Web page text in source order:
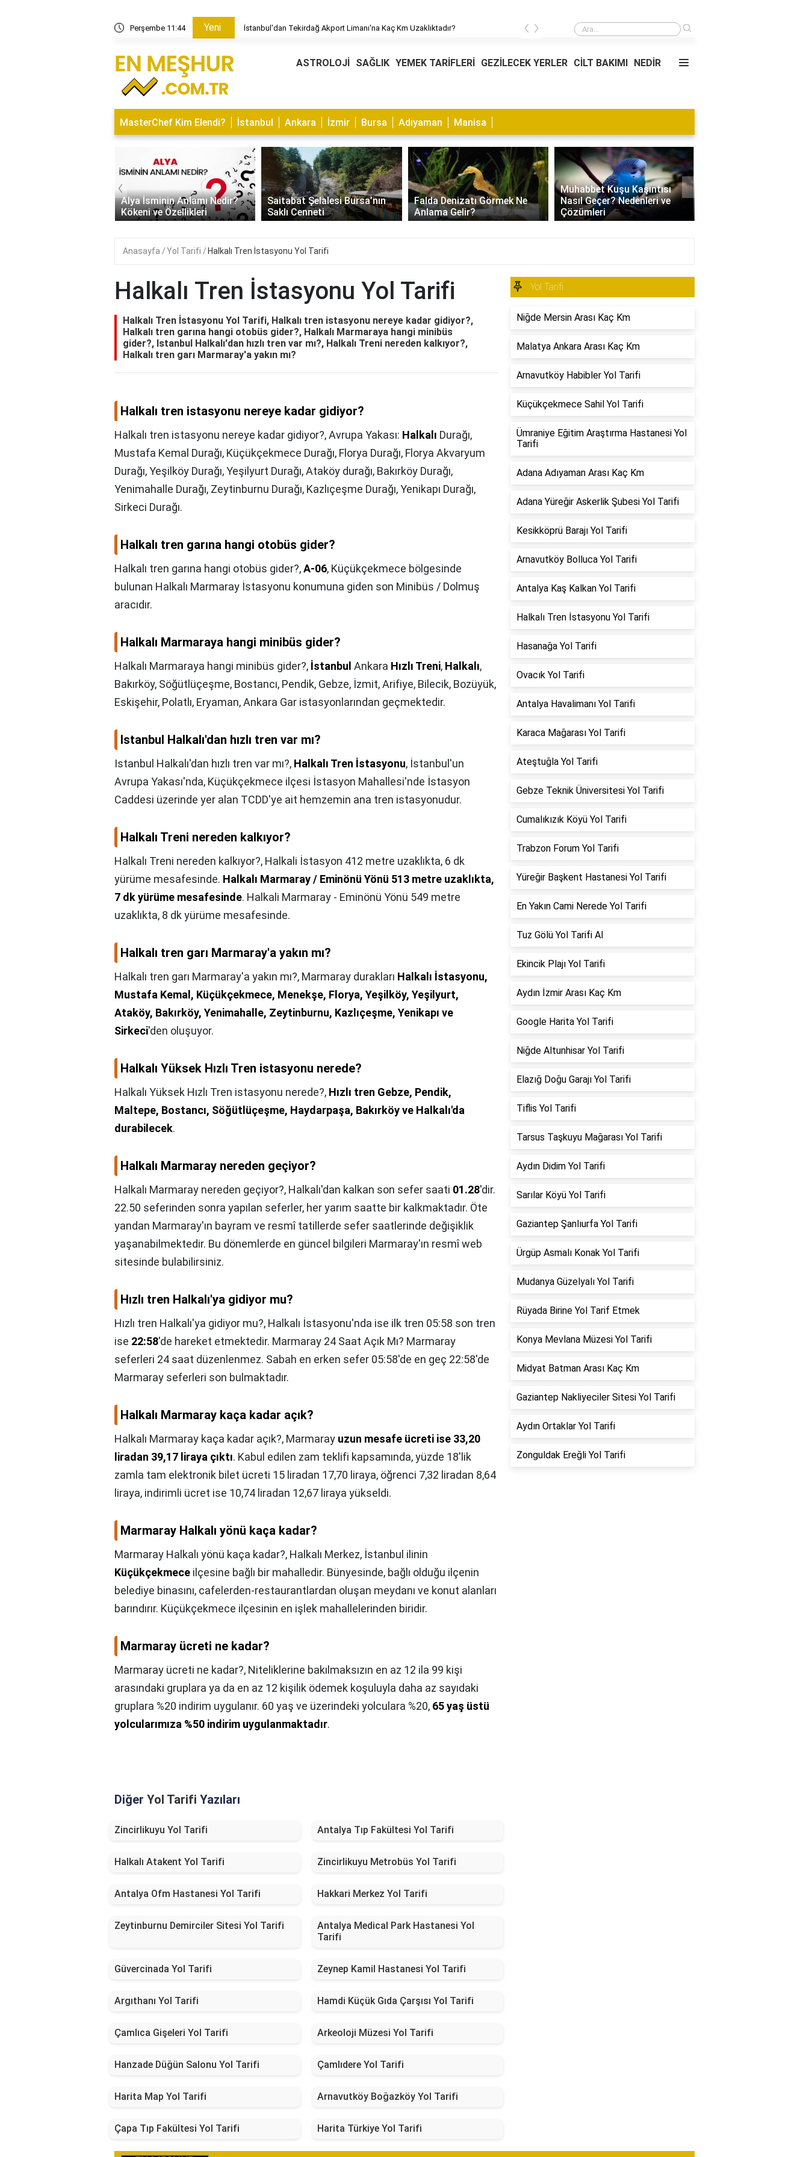
Perşembe 11:44 Yeni
Akport Limanı'na Kaç Km Uzaklıktadır? İstanbul'dan Tekirdağ Akport Limanı'na Kaç Km Uzaklıktadır? İstanbul'dan Tekirdağ Akport Limanı'na Kaç Km Uzaklıktadır?
‹ ›
ASTROLOJİ SAĞLIK YEMEK TARİFLERİ GEZİLECEK YERLER CİLT BAKIMI NEDİR
MasterChef Kim Elendi? İstanbul Ankara İzmir Bursa Adıyaman Manisa
Saitabat Şelalesi Bursa’nın
Saklı Cenneti
Falda Denizatı Görmek Ne
Anlama Gelir?
Muhabbet Kuşu Kaşıntısı
Nasıl Geçer? Nedenleri ve
Çözümleri
Edamame Nedir? Faydaları,
Tüketimi ve Tarif Önerileri
‹ ›
Anasayfa Yol Tarifi Halkalı Tren İstasyonu Yol Tarifi
Halkalı Tren İstasyonu Yol Tarifi
Halkalı Tren İstasyonu Yol Tarifi, Halkalı tren istasyonu nereye kadar gidiyor?,
Halkalı tren garına hangi otobüs gider?, Halkalı Marmaraya hangi minibüs
gider?, Istanbul Halkalı'dan hızlı tren var mı?, Halkalı Treni nereden kalkıyor?,
Halkalı tren garı Marmaray'a yakın mı?
Halkalı tren istasyonu nereye kadar gidiyor?
Halkalı tren istasyonu nereye kadar gidiyor?,Avrupa Yakası: Halkalı Durağı,
Mustafa Kemal Durağı, Küçükçekmece Durağı, Florya Durağı, Florya Akvaryum
Durağı, Yeşilköy Durağı, Yeşilyurt Durağı, Ataköy durağı, Bakırköy Durağı,
Yenimahalle Durağı, Zeytinburnu Durağı, Kazlıçeşme Durağı, Yenikapı Durağı,
Sirkeci Durağı.
Halkalı tren garına hangi otobüs gider?
Halkalı tren garına hangi otobüs gider?,A-06, Küçükçekmece bölgesinde
bulunan Halkalı Marmaray İstasyonu konumuna giden son Minibüs / Dolmuş
aracıdır.
Halkalı Marmaraya hangi minibüs gider?
Halkalı Marmaraya hangi minibüs gider?, İstanbul Ankara Hızlı Treni, Halkalı,
Bakırköy, Söğütlüçeşme, Bostancı, Pendik, Gebze, İzmit, Arifiye, Bilecik, Bozüyük,
Eskişehir, Polatlı, Eryaman, Ankara Gar istasyonlarından geçmektedir.
Istanbul Halkalı'dan hızlı tren var mı?
Istanbul Halkalı'dan hızlı tren var mı?, Halkalı Tren İstasyonu, İstanbul'un
Avrupa Yakası'nda, Küçükçekmece ilçesi İstasyon Mahallesi'nde İstasyon
Caddesi üzerinde yer alan TCDD'ye ait hemzemin ana tren istasyonudur.
Halkalı Treni nereden kalkıyor?
Halkalı Treni nereden kalkıyor?, Halkali İstasyon 412 metre uzaklıkta, 6 dk
yürüme mesafesinde. Halkalı Marmaray / Eminönü Yönü 513 metre uzaklıkta,
7 dk yürüme mesafesinde. Halkali Marmaray - Eminönü Yönü 549 metre
uzaklıkta, 8 dk yürüme mesafesinde.
Halkalı tren garı Marmaray'a yakın mı?
Halkalı tren garı Marmaray'a yakın mı?, Marmaray durakları Halkalı İstasyonu,
Mustafa Kemal, Küçükçekmece, Menekşe, Florya, Yeşilköy, Yeşilyurt,
Ataköy, Bakırköy, Yenimahalle, Zeytinburnu, Kazlıçeşme, Yenikapı ve
Sirkeci'den oluşuyor.
Halkalı Yüksek Hızlı Tren istasyonu nerede?
Halkalı Yüksek Hızlı Tren istasyonu nerede?, Hızlı tren Gebze, Pendik,
Maltepe, Bostancı, Söğütlüçeşme, Haydarpaşa, Bakırköy ve Halkalı'da
durabilecek.
Halkalı Marmaray nereden geçiyor?
Halkalı Marmaray nereden geçiyor?, Halkalı'dan kalkan son sefer saati 01.28'dir.
22.50 seferinden sonra yapılan seferler, her yarım saatte bir kalkmaktadır. Öte
yandan Marmaray'ın bayram ve resmî tatillerde sefer saatlerinde değişiklik
yaşanabilmektedir. Bu dönemlerde en güncel bilgileri Marmaray'ın resmî web
sitesinde bulabilirsiniz.
Hızlı tren Halkalı'ya gidiyor mu?
Hızlı tren Halkalı'ya gidiyor mu?, Halkalı İstasyonu'nda ise ilk tren 05:58 son tren
ise 22:58'de hareket etmektedir. Marmaray 24 Saat Açık Mı? Marmaray
seferleri 24 saat düzenlenmez. Sabah en erken sefer 05:58'de en geç 22:58'de
Marmaray seferleri son bulmaktadır.
Halkalı Marmaray kaça kadar açık?
Halkalı Marmaray kaça kadar açık?, Marmaray uzun mesafe ücreti ise 33,20
liradan 39,17 liraya çıktı. Kabul edilen zam teklifi kapsamında, yüzde 18'lik
zamla tam elektronik bilet ücreti 15 liradan 17,70 liraya, öğrenci 7,32 liradan 8,64
liraya, indirimli ücret ise 10,74 liradan 12,67 liraya yükseldi.
Marmaray Halkalı yönü kaça kadar?
Marmaray Halkalı yönü kaça kadar?, Halkalı Merkez, İstanbul ilinin
Küçükçekmece ilçesine bağlı bir mahalledir. Bünyesinde, bağlı olduğu ilçenin
belediye binasını, cafelerden-restaurantlardan oluşan meydanı ve konut alanları
barındırır. Küçükçekmece ilçesinin en işlek mahallelerinden biridir.
Marmaray ücreti ne kadar?
Marmaray ücreti ne kadar?, Niteliklerine bakılmaksızın en az 12 ila 99 kişi
arasındaki gruplara ya da en az 12 kişilik ödemek koşuluyla daha az sayıdaki
gruplara %20 indirim uygulanır. 60 yaş ve üzerindeki yolculara %20, 65 yaş üstü
yolcularımıza %50 indirim uygulanmaktadır.
Diğer Yol Tarifi Yazıları
Zincirlikuyu Yol Tarifi Antalya Tıp Fakültesi Yol Tarifi
Halkalı Atakent Yol Tarifi Zincirlikuyu Metrobüs Yol Tarifi
Antalya Ofm Hastanesi Yol Tarifi Hakkari Merkez Yol Tarifi
Zeytinburnu Demirciler Sitesi Yol Tarifi
Antalya Medical Park Hastanesi Yol
Tarifi
Güvercinada Yol Tarifi Zeynep Kamil Hastanesi Yol Tarifi
Argıthanı Yol Tarifi Hamdi Küçük Gıda Çarşısı Yol Tarifi
Çamlıca Gişeleri Yol Tarifi Arkeoloji Müzesi Yol Tarifi
Hanzade Düğün Salonu Yol Tarifi Çamlıdere Yol Tarifi
Harita Map Yol Tarifi Arnavutköy Boğazköy Yol Tarifi
Çapa Tıp Fakültesi Yol Tarifi Harita Türkiye Yol Tarifi
Yol Tarifi
Niğde Mersin Arası Kaç Km
Malatya Ankara Arası Kaç Km
Arnavutköy Habibler Yol Tarifi
Küçükçekmece Sahil Yol Tarifi
Ümraniye Eğitim Araştırma Hastanesi Yol
Tarifi
Adana Adıyaman Arası Kaç Km
Adana Yüreğir Askerlik Şubesi Yol Tarifi
Kesikköprü Barajı Yol Tarifi
Arnavutköy Bolluca Yol Tarifi
Antalya Kaş Kalkan Yol Tarifi
Halkalı Tren İstasyonu Yol Tarifi
Hasanağa Yol Tarifi
Ovacık Yol Tarifi
Antalya Havalimanı Yol Tarifi
Karaca Mağarası Yol Tarifi
Ateştuğla Yol Tarifi
Gebze Teknik Üniversitesi Yol Tarifi
Cumalıkızık Köyü Yol Tarifi
Trabzon Forum Yol Tarifi
Yüreğir Başkent Hastanesi Yol Tarifi
En Yakın Cami Nerede Yol Tarifi
Tuz Gölü Yol Tarifi Al
Ekincik Plajı Yol Tarifi
Aydın İzmir Arası Kaç Km
Google Harita Yol Tarifi
Niğde Altunhisar Yol Tarifi
Elazığ Doğu Garajı Yol Tarifi
Tiflis Yol Tarifi
Tarsus Taşkuyu Mağarası Yol Tarifi
Aydın Didim Yol Tarifi
Sarılar Köyü Yol Tarifi
Gaziantep Şanlıurfa Yol Tarifi
Ürgüp Asmalı Konak Yol Tarifi
Mudanya Güzelyalı Yol Tarifi
Rüyada Birine Yol Tarif Etmek
Konya Mevlana Müzesi Yol Tarifi
Midyat Batman Arası Kaç Km
Gaziantep Nakliyeciler Sitesi Yol Tarifi
Aydın Ortaklar Yol Tarifi
Zonguldak Ereğli Yol Tarifi